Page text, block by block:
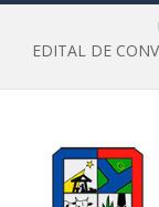
EDITAL DE